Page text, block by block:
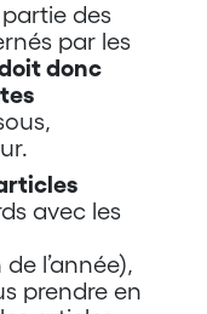
des
par les
donc
avec les
l’année),
prendre en